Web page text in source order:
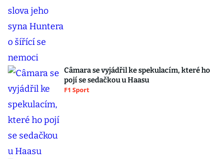
Câmara se vyjádřil ke spekulacím, které ho
pojí se sedačkou u Haasu
F1 Sport